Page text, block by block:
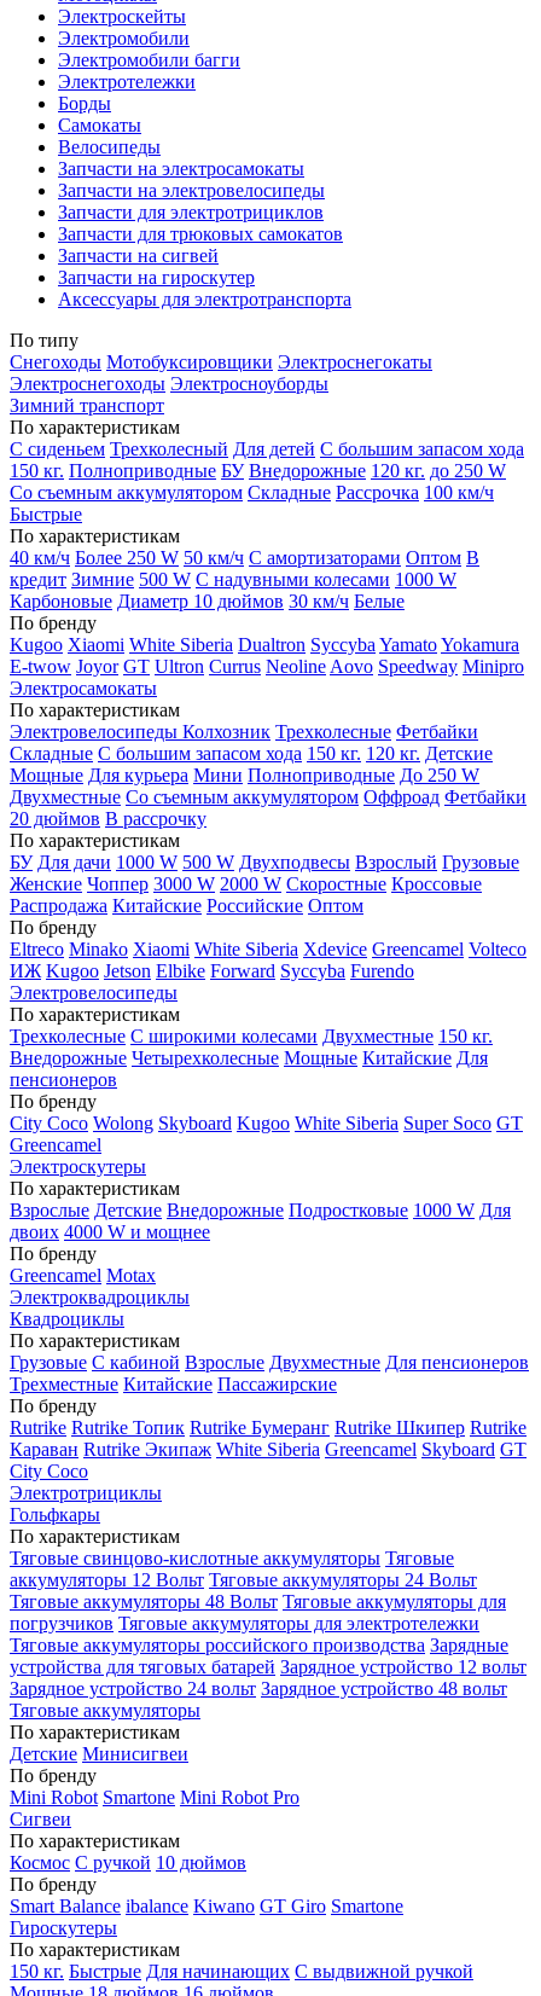
Электроскейты
Электромобили
Электромобили багги
Электротележки
Борды
Самокаты
Велосипеды
Запчасти на электросамокаты
Запчасти на электровелосипеды
Запчасти для электротрициклов
Запчасти для трюковых самокатов
Запчасти на сигвей
Запчасти на гироскутер
Аксессуары для электротранспорта
По типу
Снегоходы Мотобуксировщики Электроснегокаты
Электроснегоходы Электросноуборды
Зимний транспорт
По характеристикам
С сиденьем Трехколесный Для детей С большим запасом хода
150 кг. Полноприводные БУ Внедорожные 120 кг. до 250 W
Со съемным аккумулятором Складные Рассрочка 100 км/ч
Быстрые
По характеристикам
40 км/ч Более 250 W 50 км/ч С амортизаторами Оптом В
кредит Зимние 500 W С надувными колесами 1000 W
Карбоновые Диаметр 10 дюймов 30 км/ч Белые
По бренду
Kugoo Xiaomi White Siberia Dualtron Syccyba YamatoYokamura
E-twow Joyor GT Ultron Currus Neoline Aovo Speedway Minipro
Электросамокаты
По характеристикам
Электровелосипеды Колхозник Трехколесные Фетбайки
Складные С большим запасом хода 150 кг. 120 кг. Детские
Мощные Для курьера Мини Полноприводные До 250 W
Двухместные Со съемным аккумулятором Оффроад Фетбайки
20 дюймов В рассрочку
По характеристикам
БУ Для дачи 1000 W 500 W Двухподвесы Взрослый Грузовые
Женские Чоппер 3000 W 2000 W Скоростные Кроссовые
Распродажа Китайские Российские Оптом
По бренду
Eltreco Minako Xiaomi White Siberia Xdevice Greencamel Volteco
ИЖ Kugoo Jetson Elbike Forward Syccyba Furendo
Электровелосипеды
По характеристикам
Трехколесные С широкими колесами Двухместные 150 кг.
Внедорожные Четырехколесные Мощные Китайские Для
пенсионеров
По бренду
City Coco Wolong Skyboard Kugoo White Siberia Super Soco GT
Greencamel
Электроскутеры
По характеристикам
Взрослые Детские Внедорожные Подростковые 1000 W Для
двоих 4000 W и мощнее
По бренду
Greencamel Motax
Электроквадроциклы
Квадроциклы
По характеристикам
Грузовые С кабиной Взрослые Двухместные Для пенсионеров
Трехместные Китайские Пассажирские
По бренду
Rutrike Rutrike Топик Rutrike Бумеранг Rutrike Шкипер Rutrike
Караван Rutrike Экипаж White Siberia Greencamel Skyboard GT
City Coco
Электротрициклы
Гольфкары
По характеристикам
Тяговые свинцово-кислотные аккумуляторы Тяговые
аккумуляторы 12 Вольт Тяговые аккумуляторы 24 Вольт
Тяговые аккумуляторы 48 Вольт Тяговые аккумуляторы для
погрузчиков Тяговые аккумуляторы для электротележки
Тяговые аккумуляторы российского производства Зарядные
устройства для тяговых батарей Зарядное устройство 12 вольт
Зарядное устройство 24 вольт Зарядное устройство 48 вольт
Тяговые аккумуляторы
По характеристикам
Детские Минисигвеи
По бренду
Mini Robot Smartone Mini Robot Pro
Сигвеи
По характеристикам
Космос С ручкой 10 дюймов
По бренду
Smart Balance ibalance Kiwano GT Giro Smartone
Гироскутеры
По характеристикам
150 кг. Быстрые Для начинающих С выдвижной ручкой